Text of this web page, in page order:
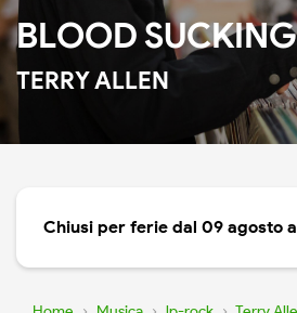
BLOOD
TERRY ALLEN
Chiusi per ferie dal 09 agosto